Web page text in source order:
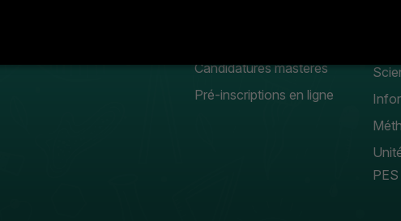
Candidatures mastères
Pré-inscriptions en ligne
PES